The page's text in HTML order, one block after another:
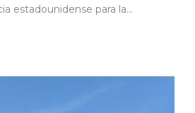
estadounidense para la...